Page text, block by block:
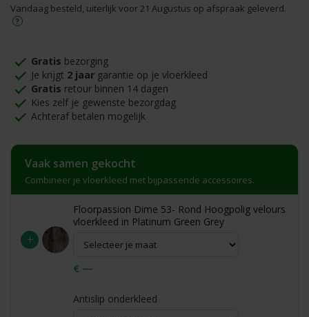
Vandaag besteld, uiterlijk voor 21 Augustus op afspraak geleverd.
Gratis bezorging
Je krijgt 2 jaar garantie op je vloerkleed
Gratis retour binnen 14 dagen
Kies zelf je gewenste bezorgdag
Achteraf betalen mogelijk
Vaak samen gekocht
Combineer je vloerkleed met bijpassende accessoires.
+
Floorpassion Dime 53- Rond Hoogpolig velours
vloerkleed in Platinum Green Grey
€ —
Antislip onderkleed